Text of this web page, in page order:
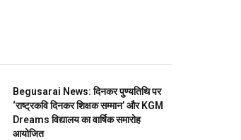
Begusarai News: दिनकर पुण्यतिथि पर
‘राष्ट्रकवि दिनकर शिक्षक सम्मान’ और KGM
Dreams विद्यालय का वार्षिक समारोह
आयोजित